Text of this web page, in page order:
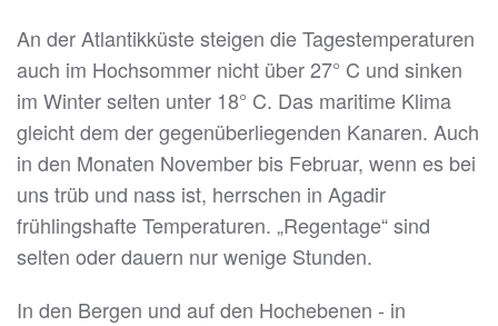
An der Atlantikküste steigen die Tagestemperaturen
auch im Hochsommer nicht über 27° C und sinken
im Winter selten unter 18° C. Das maritime Klima
gleicht dem der gegenüberliegenden Kanaren. Auch
in den Monaten November bis Februar, wenn es bei
uns trüb und nass ist, herrschen in Agadir
frühlingshafte Temperaturen. „Regentage“ sind
selten oder dauern nur wenige Stunden.
In den Bergen und auf den Hochebenen - in